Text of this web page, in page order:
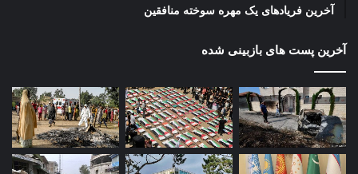
آخرین فریادهای یک مهره سوخته منافقین
آخرین پست های بازبینی شده